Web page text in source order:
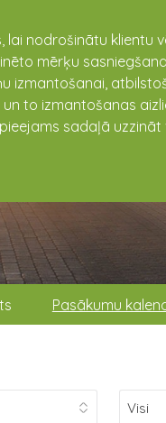
nodrošinātu klientu
mērķu
izmantošanai,
to izmantošanas
sadaļā uzzināt
Pasākumu